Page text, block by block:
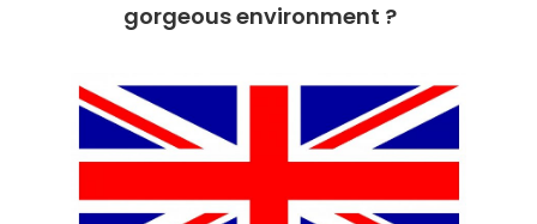
gorgeous environment ?